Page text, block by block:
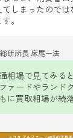
しまったのでは
。
研所長 床尾一法
相場で見てみる
ァードやランド
に買取相場が続